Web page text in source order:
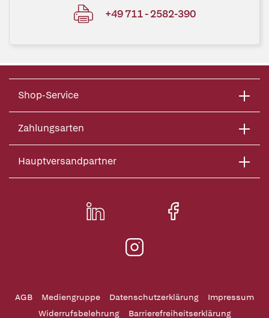
+49 711 - 2582-390
Shop-Service
Zahlungsarten
Hauptversandpartner
AGB Mediengruppe Datenschutzerklärung
Impressum
Widerrufsbelehrung
Barrierefreiheitserklärung